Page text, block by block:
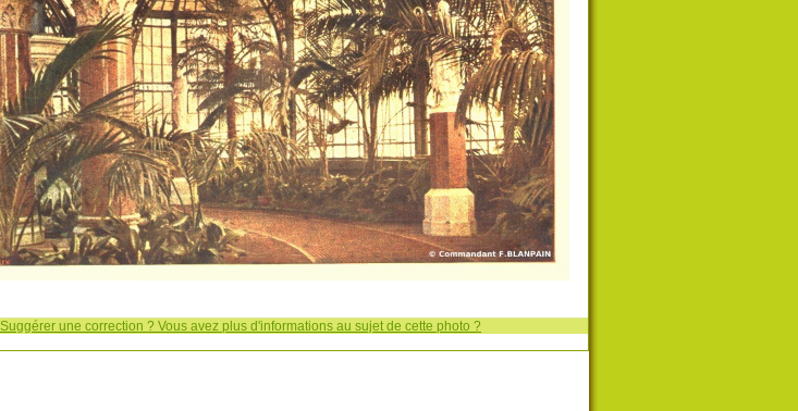
Suggérer une correction ? Vous avez plus d'informations au sujet de cette photo ?